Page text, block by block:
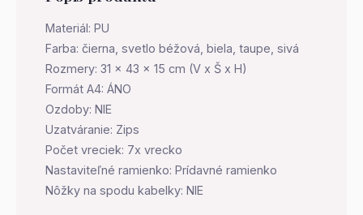
Materiál: PU
Farba: čierna, svetlo béžová, biela, taupe, sivá
Rozmery: 31 x 43 x 15 cm (V x Š x H)
Formát A4: ÁNO
Ozdoby: NIE
Uzatváranie: Zips
Počet vreciek: 7x vrecko
Nastaviteľné ramienko: Prídavné ramienko
Nôžky na spodu kabelky: NIE